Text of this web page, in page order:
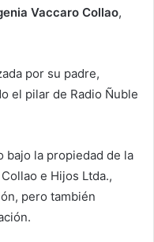
Vaccaro Collao,
por su padre,
el pilar de Radio Ñuble
bajo la propiedad de la
e Hijos Ltda.,
pero también